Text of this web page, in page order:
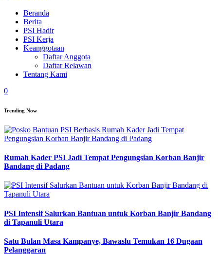
Beranda
Berita
PSI Hadir
PSI Kerja
Keanggotaan
Daftar Anggota
Daftar Relawan
Tentang Kami
0
Trending Now
Rumah Kader PSI Jadi Tempat Pengungsian Korban Banjir
Bandang di Padang
PSI Intensif Salurkan Bantuan untuk Korban Banjir Bandang
di Tapanuli Utara
Satu Bulan Masa Kampanye, Bawaslu Temukan 16 Dugaan
Pelanggaran